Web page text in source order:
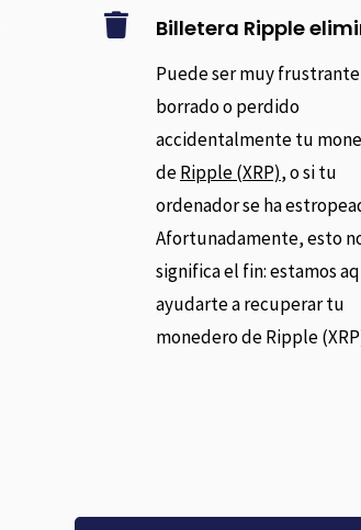
 Billetera Ripple
Puede ser muy frustrante
borrado o perdido
accidentalmente tu
deRipple (XRP), o si tu
ordenador se ha
Afortunadamente, esto
significa el fin: estamos
ayudarte a recuperar tu
monedero de Ripple